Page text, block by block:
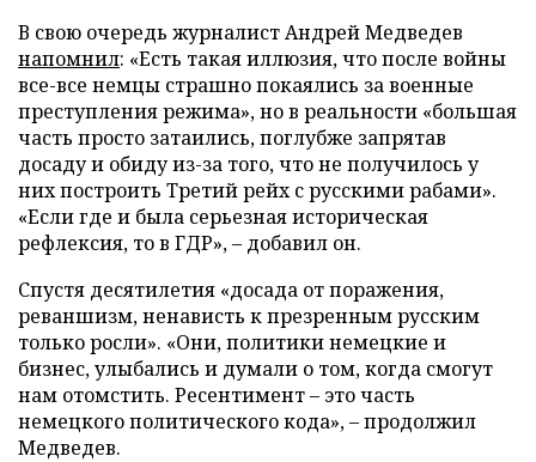
В свою очередь журналист Андрей Медведев
напомнил: «Есть такая иллюзия, что после войны
все-все немцы страшно покаялись за военные
преступления режима», но в реальности «большая
часть просто затаились, поглубже запрятав
досаду и обиду из-за того, что не получилось у
них построить Третий рейх с русскими рабами».
«Если где и была серьезная историческая
рефлексия, то в ГДР», – добавил он.
Спустя десятилетия «досада от поражения,
реваншизм, ненависть к презренным русским
только росли». «Они, политики немецкие и
бизнес, улыбались и думали о том, когда смогут
нам отомстить. Ресентимент – это часть
немецкого политического кода», – продолжил
Медведев.